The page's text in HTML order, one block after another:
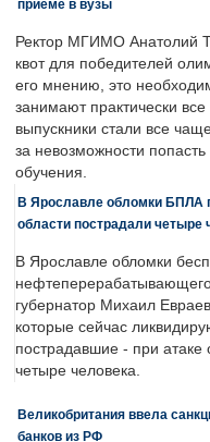
приеме в вузы
Ректор МГИМО Анатолий
квот для победителей
его мнению, это
занимают практически
выпускники стали все
за невозможности
обучения.
В Ярославле обломки БПЛА
области пострадали четыре
В Ярославле обломки
губернатор Михаил
которые сейчас
пострадавшие - при
четыре человека.
Великобритания ввела
банков из РФ